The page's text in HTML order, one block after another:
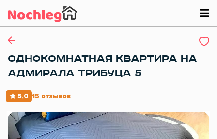
ОДНОКОМНАТНАЯ КВАРТИРА НА
АДМИРАЛА ТРИБУЦА 5
5,0 15 отзывов